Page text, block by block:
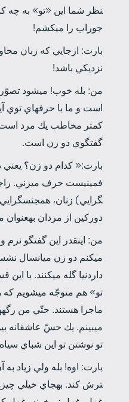
نظر شما اين «تو» به چه
جوراب را مي­كشم!
بارت: ازجايي كه زبان
نزديكي باشد!
من: بله خوب! مي­شود
است و ما با حرف­هاي توي
كمتر مخاطب يك مرد است
گفتگوي دو زن است.
بارت:« كدام دو زن؟ يعني
گرايي) زنان، همجنس­گرايي
دوركين از مردان به­عنوان
من: اينقدر اين گفتگو
مي­كنم دو زن ميانسال
دار­دنيا گله مي­كنند. با
تو» هم متوجّه مي­شويم
ماجرا هستند. حتّي من
مي­بينم. يك حسّ عاشقانه
تو نوشتن تو اين شباي
ترش كند. به­جاي خيلي